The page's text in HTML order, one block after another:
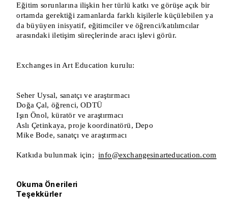
Eğitim sorunlarına ilişkin her türlü katkı ve görüşe açık bir
ortamda gerektiği zamanlarda farklı kişilerle küçülebilen ya
da büyüyen inisyatif, eğitimciler ve öğrenci/katılımcılar
arasındaki iletişim süreçlerinde aracı işlevi görür.
Exchanges in Art Education kurulu:
Seher Uysal, sanatçı ve araştırmacı
Doğa Çal, öğrenci, ODTÜ
Işın Önol, küratör ve araştırmacı
Aslı Çetinkaya, proje koordinatörü, Depo
Mike Bode, sanatçı ve araştırmacı
Katkıda bulunmak için; info@exchangesinarteducation.com
Okuma Önerileri
Teşekkürler